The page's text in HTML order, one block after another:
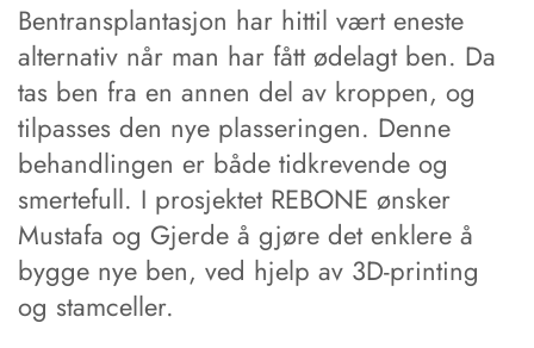
Bentransplantasjon har hittil vært eneste
alternativ når man har fått ødelagt ben. Da
tas ben fra en annen del av kroppen, og
tilpasses den nye plasseringen. Denne
behandlingen er både tidkrevende og
smertefull. I prosjektet REBONE ønsker
Mustafa og Gjerde å gjøre det enklere å
bygge nye ben, ved hjelp av 3D-printing
og stamceller.